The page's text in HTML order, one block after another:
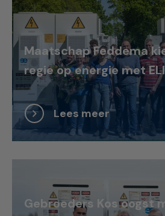
Maatschap Feddema
regie op energie met
Lees meer
Gebroeders Kos oogst